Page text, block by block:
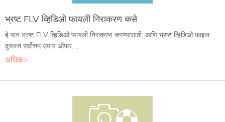
भ्रष्ट FLV व्हिडिओ फायली निराकरण कसे
हे पान भ्रष्ट FLV व्हिडिओ फायली निराकरण करण्यासाठी, आणि भ्रष्ट व्हिडिओ फाइल
दुरूस्त सर्वोत्तम उपाय ऑफर. ...
अधिक>